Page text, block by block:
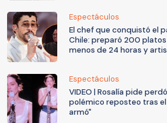
Espectáculos
El chef que conquistó el
Chile: preparó 200
menos de 24 horas y
Espectáculos
VIDEO | Rosalía pide
polémico reposteo tras el
armó"